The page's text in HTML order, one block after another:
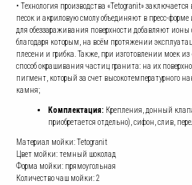
• Технология производства «Tetogranit»
песок и акриловую смолу объединяют в пресс-
для обеззараживания поверхности добавляют ионы
благодаря которым, на всём протяжении
плесени и грибка. Также, при изготовлении моек
способ окрашивания частиц гранита: на их
пигмент, который за счет высокотемпературного
камня;
Комплектация: Крепления, донный
приобретается отдельно), сифон, слив,
Материал мойки: Tetogranit
Цвет мойки: темный шоколад
Форма мойки: прямоугольная
Количество чаш мойки: 2